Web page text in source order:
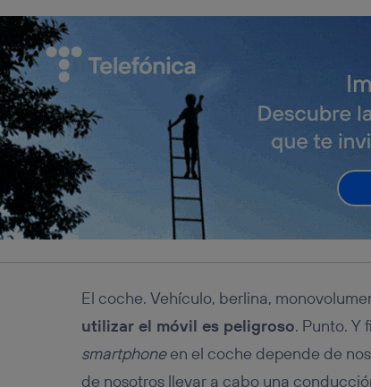
El coche. Vehículo, berlina,
utilizar el móvil es peligroso. Punto. Y
smartphoneen el coche depende de
de nosotros llevar a cabo una